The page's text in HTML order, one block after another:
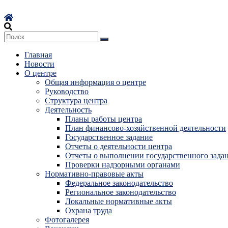
к
содержимому
Главная
Новости
О центре
Общая информация о центре
Руководство
Структура центра
Деятельность
Планы работы центра
План финансово-хозяйственной деятельности
Государственное задание
Отчеты о деятельности центра
Отчеты о выполнении государственного
Проверки надзорными органами
Нормативно-правовые акты
Федеральное законодательство
Региональное законодательство
Локальные нормативные акты
Охрана труда
Фотогалерея